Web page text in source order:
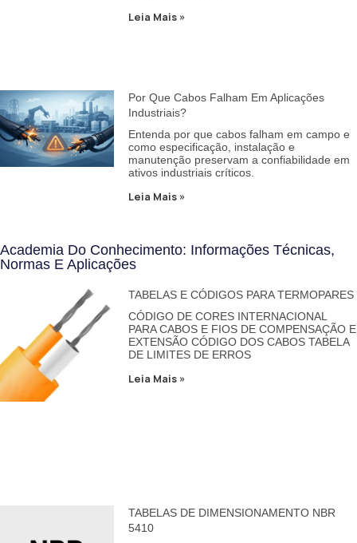
Leia Mais »
Por Que Cabos Falham Em Aplicações
Industriais?
Entenda por que cabos falham em campo e
como especificação, instalação e
manutenção preservam a confiabilidade em
ativos industriais críticos.
Leia Mais »
Academia Do Conhecimento: Informações Técnicas,
Normas E Aplicações
TABELAS E CÓDIGOS PARA TERMOPARES
CÓDIGO DE CORES INTERNACIONAL
PARA CABOS E FIOS DE COMPENSAÇÃO E
EXTENSÃO CÓDIGO DOS CABOS TABELA
DE LIMITES DE ERROS
Leia Mais »
TABELAS DE DIMENSIONAMENTO NBR
5410